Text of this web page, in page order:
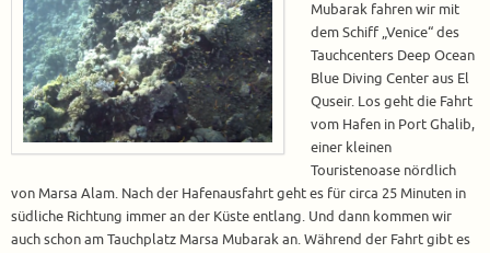
Mubarak fahren wir mit
dem Schiff „Venice“ des
Tauchcenters Deep Ocean
Blue Diving Center aus El
Quseir. Los geht die Fahrt
vom Hafen in Port Ghalib,
einer kleinen
Touristenoase nördlich
von Marsa Alam. Nach der Hafenausfahrt geht es für circa 25 Minuten in
südliche Richtung immer an der Küste entlang. Und dann kommen wir
auch schon am Tauchplatz Marsa Mubarak an. Während der Fahrt gibt es